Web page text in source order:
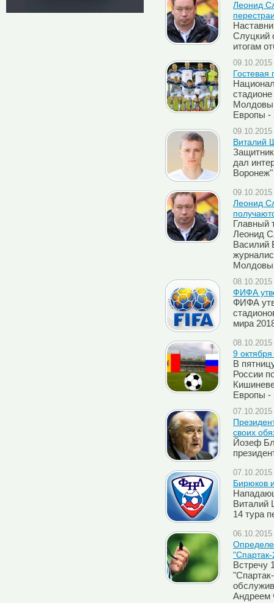
Леонид
Слуцкий
итогам
Молдовы
Европы -
Виталий
дал
Воронеж"
Леонид
Главный
Леонид
Василий
Молдовы
ФИФА
ФИФА
мира
9
В
России
Европы -
своих
Йозеф
Бирюков
Виталий
14 тура
Встречу
Андреем